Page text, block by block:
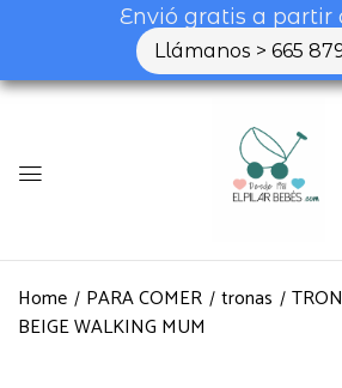
Envió gratis a partir
Llámanos > 665
Home PARA COMER tronas
BEIGE WALKING MUM